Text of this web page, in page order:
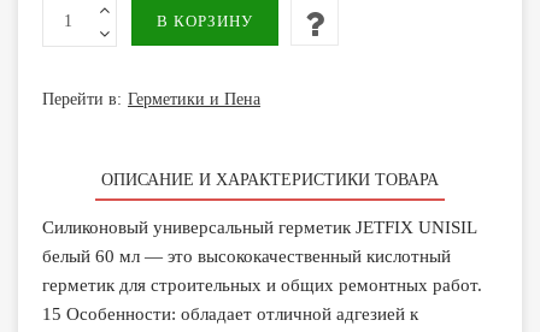
Перейти в: Герметики и Пена
ОПИСАНИЕ И ХАРАКТЕРИСТИКИ ТОВАРА
Силиконовый универсальный герметик JETFIX UNISIL
белый 60 мл — это высококачественный кислотный
герметик для строительных и общих ремонтных работ.
15 Особенности: обладает отличной адгезией к